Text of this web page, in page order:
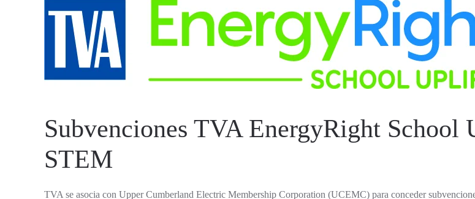
Subvenciones TVA EnergyRight School
STEM
TVA se asocia con Upper Cumberland Electric Membership Corporation (UCEMC) para conceder